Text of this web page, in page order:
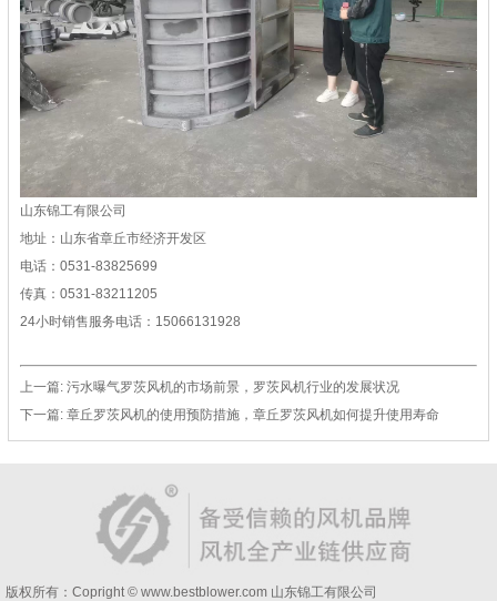
山东锦工有限公司
地址：山东省章丘市经济开发区
电话：0531-83825699
传真：0531-83211205
24小时销售服务电话：15066131928
上一篇: 污水曝气罗茨风机的市场前景，罗茨风机行业的发展状况
下一篇: 章丘罗茨风机的使用预防措施，章丘罗茨风机如何提升使用寿命
版权所有：Copright © www.bestblower.com 山东锦工有限公司